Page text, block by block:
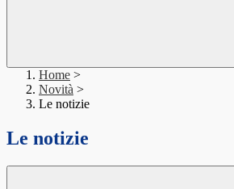
Home >
Novità >
Le notizie
Le notizie